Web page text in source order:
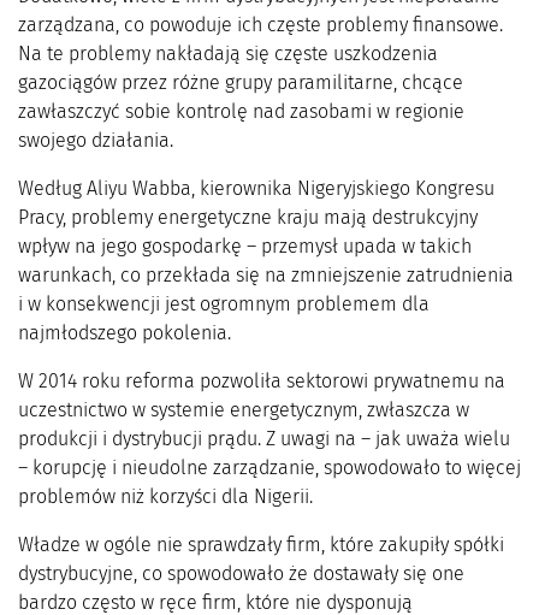
zarządzana, co powoduje ich częste problemy finansowe.
Na te problemy nakładają się częste uszkodzenia
gazociągów przez różne grupy paramilitarne, chcące
zawłaszczyć sobie kontrolę nad zasobami w regionie
swojego działania.
Według Aliyu Wabba, kierownika Nigeryjskiego Kongresu
Pracy, problemy energetyczne kraju mają destrukcyjny
wpływ na jego gospodarkę – przemysł upada w takich
warunkach, co przekłada się na zmniejszenie zatrudnienia
i w konsekwencji jest ogromnym problemem dla
najmłodszego pokolenia.
W 2014 roku reforma pozwoliła sektorowi prywatnemu na
uczestnictwo w systemie energetycznym, zwłaszcza w
produkcji i dystrybucji prądu. Z uwagi na – jak uważa wielu
– korupcję i nieudolne zarządzanie, spowodowało to więcej
problemów niż korzyści dla Nigerii.
Władze w ogóle nie sprawdzały firm, które zakupiły spółki
dystrybucyjne, co spowodowało że dostawały się one
bardzo często w ręce firm, które nie dysponują